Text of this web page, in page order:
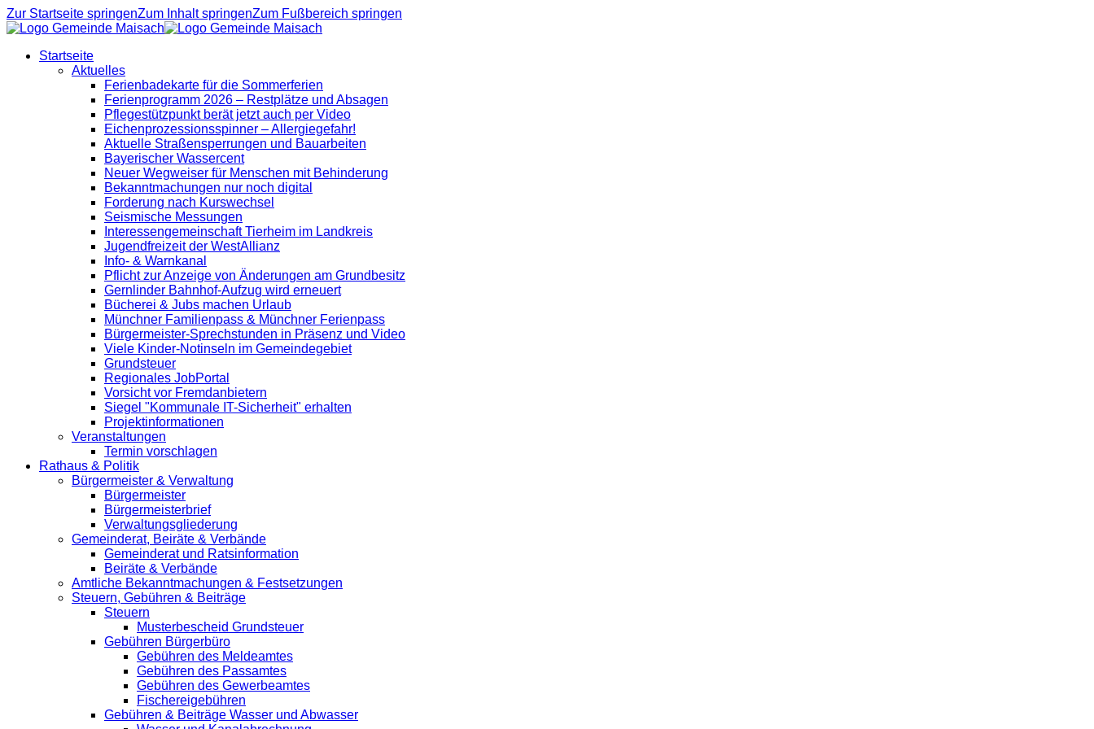
Zur Startseite springenZum Inhalt springenZum Fußbereich springen
Startseite
Aktuelles
Ferienbadekarte für die Sommerferien
Ferienprogramm 2026 – Restplätze und Absagen
Pflegestützpunkt berät jetzt auch per Video
Eichenprozessionsspinner – Allergiegefahr!
Aktuelle Straßensperrungen und Bauarbeiten
Bayerischer Wassercent
Neuer Wegweiser für Menschen mit Behinderung
Bekanntmachungen nur noch digital
Forderung nach Kurswechsel
Seismische Messungen
Interessengemeinschaft Tierheim im Landkreis
Jugendfreizeit der WestAllianz
Info- & Warnkanal
Pflicht zur Anzeige von Änderungen am Grundbesitz
Gernlinder Bahnhof-Aufzug wird erneuert
Bücherei & Jubs machen Urlaub
Münchner Familienpass & Münchner Ferienpass
Bürgermeister-Sprechstunden in Präsenz und Video
Viele Kinder-Notinseln im Gemeindegebiet
Grundsteuer
Regionales JobPortal
Vorsicht vor Fremdanbietern
Siegel "Kommunale IT-Sicherheit" erhalten
Projektinformationen
Veranstaltungen
Termin vorschlagen
Rathaus & Politik
Bürgermeister & Verwaltung
Bürgermeister
Bürgermeisterbrief
Verwaltungsgliederung
Gemeinderat, Beiräte & Verbände
Gemeinderat und Ratsinformation
Beiräte & Verbände
Amtliche Bekanntmachungen & Festsetzungen
Steuern, Gebühren & Beiträge
Steuern
Musterbescheid Grundsteuer
Gebühren Bürgerbüro
Gebühren des Meldeamtes
Gebühren des Passamtes
Gebühren des Gewerbeamtes
Fischereigebühren
Gebühren & Beiträge Wasser und Abwasser